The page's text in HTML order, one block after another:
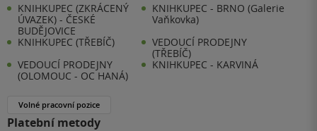
KNIHKUPEC (ZKRÁCENÝ
ÚVAZEK) - ČESKÉ
BUDĚJOVICE
KNIHKUPEC - BRNO (Galerie
Vaňkovka)
KNIHKUPEC (TŘEBÍČ)
VEDOUCÍ PRODEJNY
(TŘEBÍČ)
VEDOUCÍ PRODEJNY
(OLOMOUC - OC HANÁ)
KNIHKUPEC - KARVINÁ
Volné pracovní pozice
Platební metody